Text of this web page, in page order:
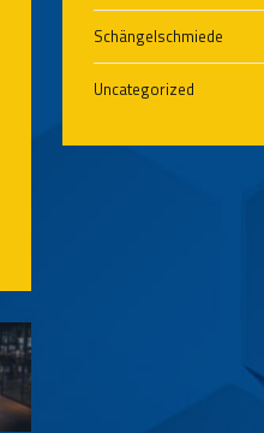
Schängelschmiede
Uncategorized